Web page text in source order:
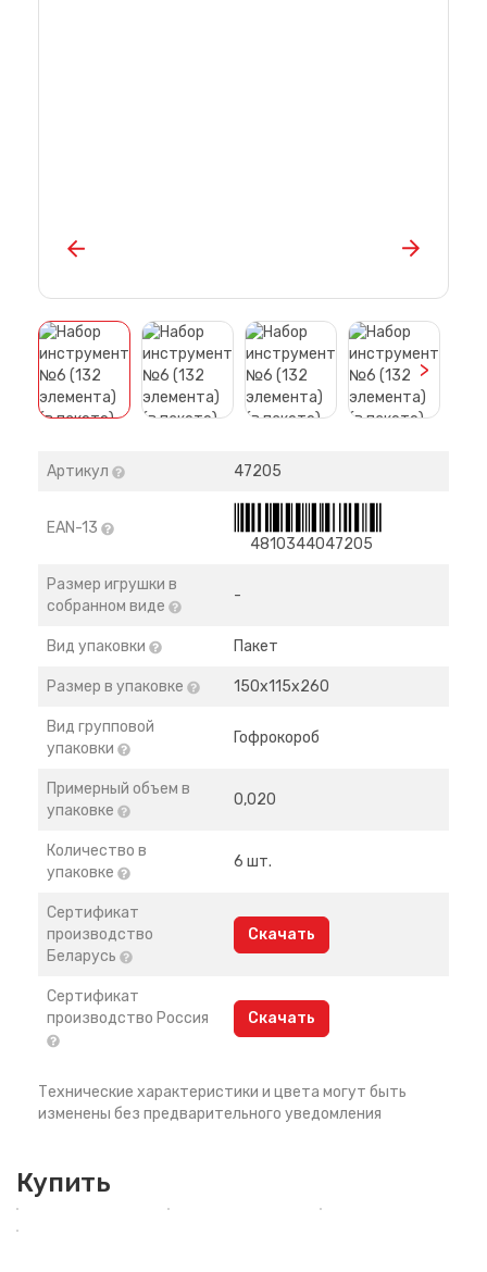
>
Артикул 47205
EAN-13
4810344047205
Размер игрушки в
собранном виде
-
Вид упаковки Пакет
Размер в упаковке 150х115х260
Вид групповой
упаковки
Гофрокороб
Примерный объем в
упаковке
0,020
Количество в
упаковке
6 шт.
Сертификат
производство
Беларусь
Скачать
Сертификат
производство Россия
Скачать
Технические характеристики и цвета могут быть
изменены без предварительного уведомления
Купить